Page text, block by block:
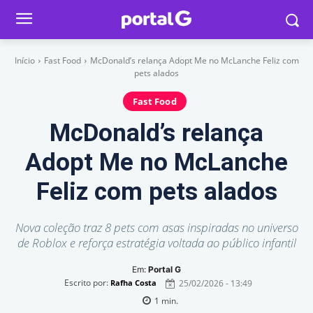
Início Fast Food
McDonald’s relança Adopt Me no McLanche Feliz com
pets alados
Fast Food
McDonald’s relança
Adopt Me no McLanche
Feliz com pets alados
Nova coleção traz 8 pets com asas inspiradas no universo
de Roblox e reforça estratégia voltada ao público infantil
Em: Portal G
Escrito por: Rafha Costa
25/02/2026 - 13:49
1 min.